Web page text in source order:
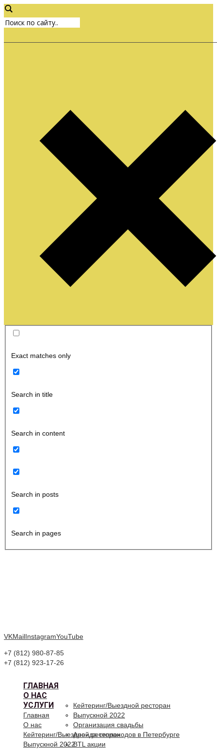
Exact matches only
Search in title
Search in content
Search in posts
Search in pages
VKMailInstagramYouTube
+7 (812) 980-87-85
+7 (812) 923-17-26
ГЛАВНАЯ
О НАС
УСЛУГИ
Кейтеринг/Выездной ресторан
Выпускной 2022
Организация свадьбы
Аренда теплоходов в Петербурге
BTL акции
Главная
О нас
Кейтеринг/Выездной ресторан
Выпускной 2022